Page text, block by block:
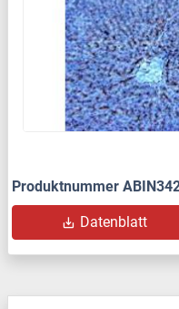
Produktnummer
Datenblatt